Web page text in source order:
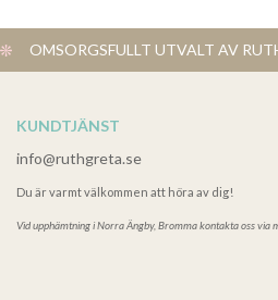
OMSORGSFULLT UTVALT AV
KUNDTJÄNST
info@ruthgreta.se
Du är varmt välkommen att höra av dig!
Vid upphämtning iNorra Ängby, Bromma kontakta oss via